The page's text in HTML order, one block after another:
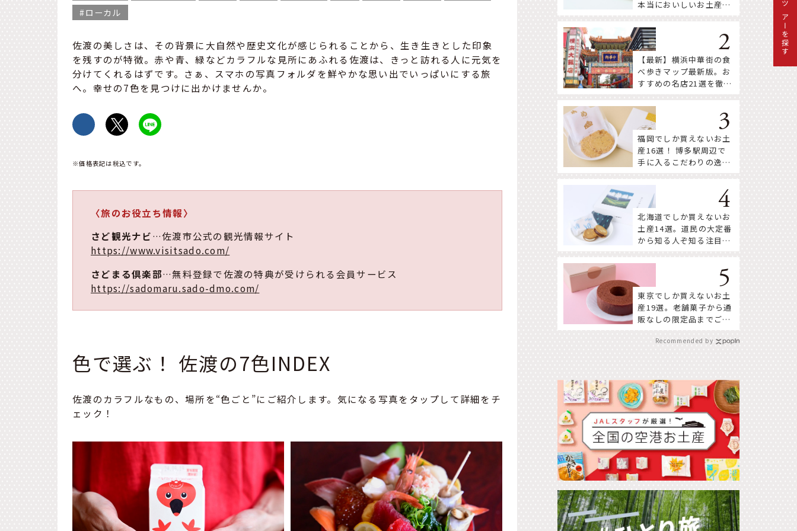
ローカル
佐渡の美しさは、その背景に大自然や歴史文化が感じられることから、生き生きとした印象
を残すのが特徴。赤や青、緑などカラフルな見所にあふれる佐渡は、きっと訪れる人に元気を
分けてくれるはずです。さぁ、スマホの写真フォルダを鮮やかな思い出でいっぱいにする旅
へ。幸せの7色を見つけに出かけませんか。
※価格表記は税込です。
〈旅のお役立ち情報〉
さど観光ナビ…佐渡市公式の観光情報サイト
https://www.visitsado.com/
さどまる倶楽部…無料登録で佐渡の特典が受けられる会員サービス
https://sadomaru.sado-dmo.com/
色で選ぶ！ 佐渡の7色INDEX
佐渡のカラフルなもの、場所を“色ごと”にご紹介します。気になる写真をタップして詳細をチ
ェック！
本当においしいお土産18
【最新】横浜中華街の食
べ歩きマップ最新版。お
すすめの名店21選を徹底
福岡でしか買えないお土
産16選！ 博多駅周辺で
手に入るこだわりの逸品
北海道でしか買えないお
土産14選。道民の大定番
から知る人ぞ知る注目株
東京でしか買えないお土
産19選。老舗菓子から通
販なしの限定品までご紹
Recommended by
ツアーを探す